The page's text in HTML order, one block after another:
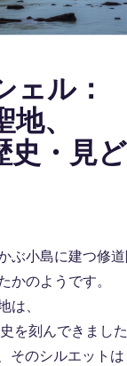
ル：
、
史・見
ぶ小島に建つ修
かのようです。
は、
を刻んできまし
そのシルエット